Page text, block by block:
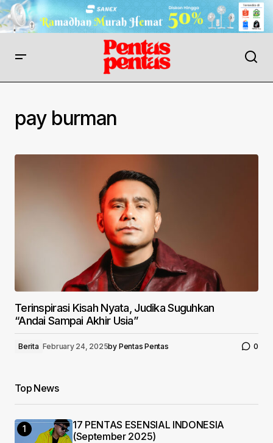
pay burman
Terinspirasi Kisah Nyata, Judika Suguhkan
“Andai Sampai Akhir Usia”
Berita February 24, 2025by Pentas Pentas 0
Top News
17 PENTAS ESENSIAL INDONESIA
(September 2025)